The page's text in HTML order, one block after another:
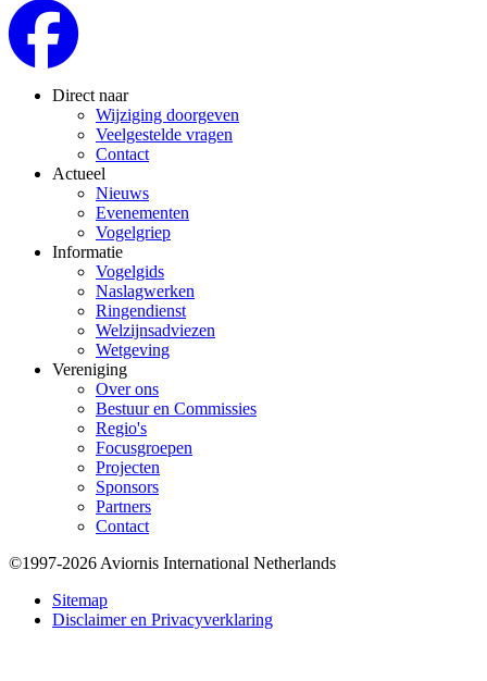
Direct naar
Wijziging doorgeven
Veelgestelde vragen
Contact
Actueel
Nieuws
Evenementen
Vogelgriep
Informatie
Vogelgids
Naslagwerken
Ringendienst
Welzijnsadviezen
Wetgeving
Vereniging
Over ons
Bestuur en Commissies
Regio's
Focusgroepen
Projecten
Sponsors
Partners
Contact
Bottom
©1997-2026 Aviornis International Netherlands
Sitemap
Disclaimer en Privacyverklaring